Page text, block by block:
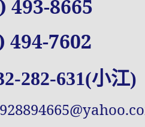
493-8665
494-7602
282-631(小江)